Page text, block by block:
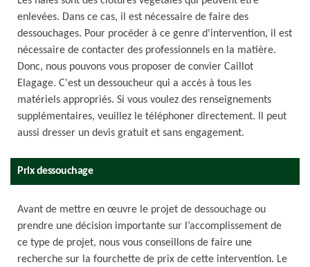
enlevées. Dans ce cas, il est nécessaire de faire des
dessouchages. Pour procéder à ce genre d'intervention, il est
nécessaire de contacter des professionnels en la matière.
Donc, nous pouvons vous proposer de convier Caillot
Elagage. C'est un dessoucheur qui a accès à tous les
matériels appropriés. Si vous voulez des renseignements
supplémentaires, veuillez le téléphoner directement. Il peut
aussi dresser un devis gratuit et sans engagement.
Prix dessouchage
Avant de mettre en œuvre le projet de dessouchage ou
prendre une décision importante sur l’accomplissement de
ce type de projet, nous vous conseillons de faire une
recherche sur la fourchette de prix de cette intervention. Le